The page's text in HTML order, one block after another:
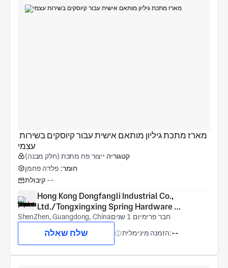
עצמי
קטגוריה ייצור פח מתכת (חלק מבנה)
חומר: פלדה פחמן
קיבולת --
Hong Kong Dongfangli Industrial Co.,
Ltd./Tongxingxing Spring Hardware
(Shenzhen) Co., Ltd
ShenZhen, Guangdong, China חבר פרימיום 1 שנים
שלח שאלה הזמנה מינימלית:--